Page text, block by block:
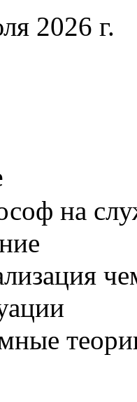
2026 г.
на